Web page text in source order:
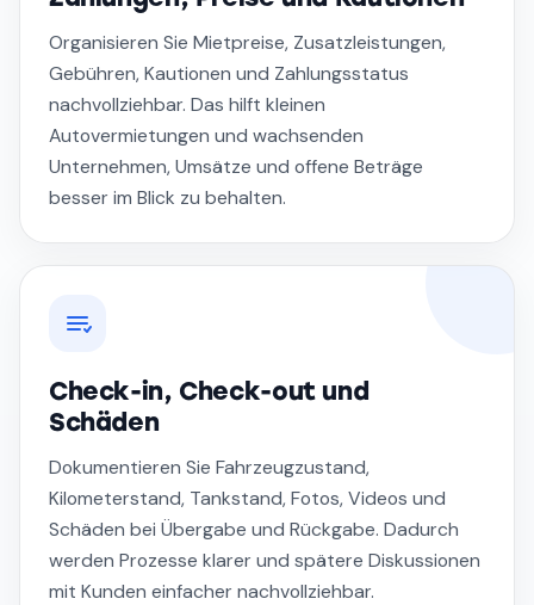
Organisieren Sie Mietpreise, Zusatzleistungen,
Gebühren, Kautionen und Zahlungsstatus
nachvollziehbar. Das hilft kleinen
Autovermietungen und wachsenden
Unternehmen, Umsätze und offene Beträge
besser im Blick zu behalten.
Check-in, Check-out und
Schäden
Dokumentieren Sie Fahrzeugzustand,
Kilometerstand, Tankstand, Fotos, Videos und
Schäden bei Übergabe und Rückgabe. Dadurch
werden Prozesse klarer und spätere Diskussionen
mit Kunden einfacher nachvollziehbar.